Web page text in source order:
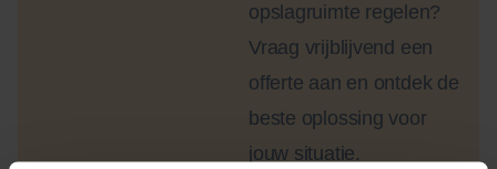
opslagruimte regelen?
Vraag vrijblijvend een
offerte aan en ontdek de
beste oplossing voor
jouw situatie.